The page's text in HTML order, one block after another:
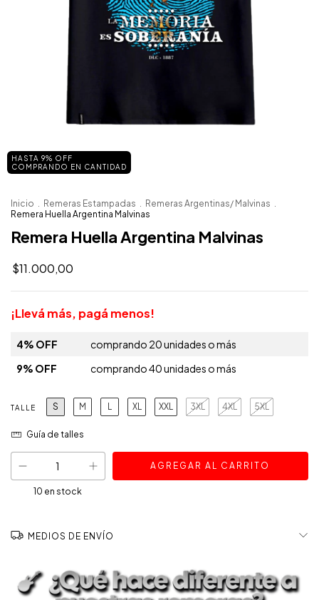
HASTA 9% OFF
COMPRANDO EN CANTIDAD
Inicio Remeras Estampadas Remeras Argentinas/ Malvinas
Remera Huella Argentina Malvinas
Remera Huella Argentina Malvinas
$11.000,00
¡Llevá más, pagá menos!
4% OFF
comprando 20 unidades o más
9% OFF
comprando 40 unidades o más
TALLE S M L XL XXL 3XL 4XL 5XL
Guía de talles
10 en stock
MEDIOS DE ENVÍO